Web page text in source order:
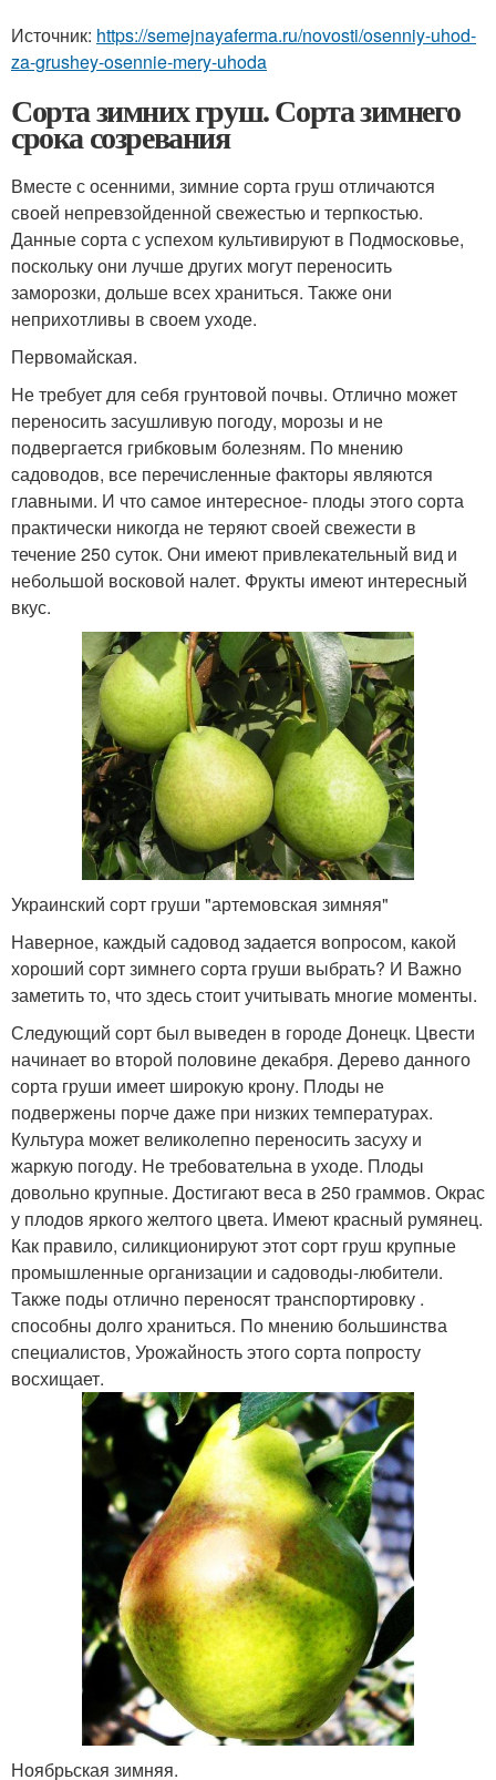
Источник: https://semejnayaferma.ru/novosti/osenniy-uhod-
za-grushey-osennie-mery-uhoda
Сорта зимних груш. Сорта зимнего
срока созревания
Вместе с осенними, зимние сорта груш отличаются
своей непревзойденной свежестью и терпкостью.
Данные сорта с успехом культивируют в Подмосковье,
поскольку они лучше других могут переносить
заморозки, дольше всех храниться. Также они
неприхотливы в своем уходе.
Первомайская.
Не требует для себя грунтовой почвы. Отлично может
переносить засушливую погоду, морозы и не
подвергается грибковым болезням. По мнению
садоводов, все перечисленные факторы являются
главными. И что самое интересное- плоды этого сорта
практически никогда не теряют своей свежести в
течение 250 суток. Они имеют привлекательный вид и
небольшой восковой налет. Фрукты имеют интересный
вкус.
Украинский сорт груши "артемовская зимняя"
Наверное, каждый садовод задается вопросом, какой
хороший сорт зимнего сорта груши выбрать? И Важно
заметить то, что здесь стоит учитывать многие моменты.
Следующий сорт был выведен в городе Донецк. Цвести
начинает во второй половине декабря. Дерево данного
сорта груши имеет широкую крону. Плоды не
подвержены порче даже при низких температурах.
Культура может великолепно переносить засуху и
жаркую погоду. Не требовательна в уходе. Плоды
довольно крупные. Достигают веса в 250 граммов. Окрас
у плодов яркого желтого цвета. Имеют красный румянец.
Как правило, силикционируют этот сорт груш крупные
промышленные организации и садоводы-любители.
Также поды отлично переносят транспортировку .
способны долго храниться. По мнению большинства
специалистов, Урожайность этого сорта попросту
восхищает.
Ноябрьская зимняя.